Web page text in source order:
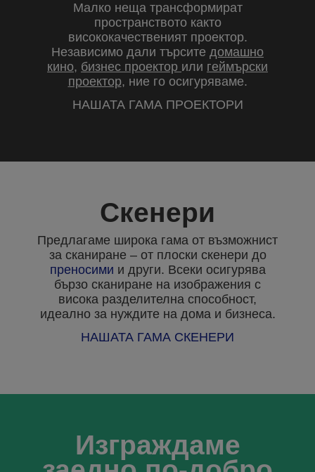
Малко неща трансформират
пространството както
висококачественият проектор.
Независимо дали търсите домашно
кино, бизнес проектор или геймърски
проектор, ние го осигуряваме.
НАШАТА ГАМА ПРОЕКТОРИ
Скенери
Предлагаме широка гама от възможнист
за сканиране – от плоски скенери до
преносими и други. Всеки осигурява
бързо сканиране на изображения с
висока разделителна способност,
идеално за нуждите на дома и бизнеса.
НАШАТА ГАМА СКЕНЕРИ
Изграждаме